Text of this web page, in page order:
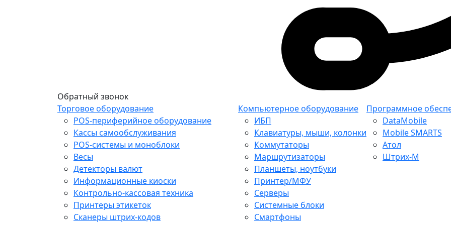
Обратный звонок
Торговое оборудование
POS-периферийное оборудование
Кассы самообслуживания
POS-системы и моноблоки
Весы
Детекторы валют
Информационные киоски
Контрольно-кассовая техника
Принтеры этикеток
Сканеры штрих-кодов
Компьютерное оборудование
ИБП
Клавиатуры, мыши, колонки
Коммутаторы
Маршрутизаторы
Планшеты, ноутбуки
Принтер/МФУ
Серверы
Системные блоки
Смартфоны
Программное
DataMobile
Mobile SMARTS
Атол
Штрих-М